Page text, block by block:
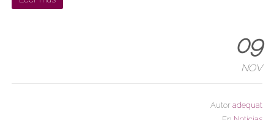
09
NOV
Autor adequat